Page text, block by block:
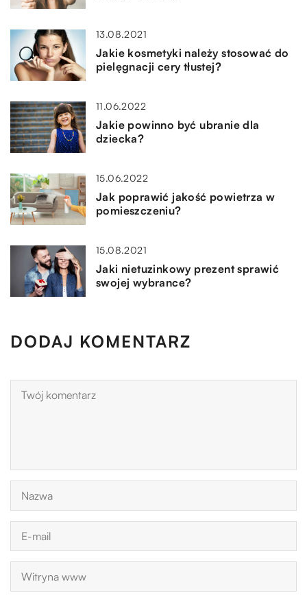
13.08.2021
Jakie kosmetyki należy stosować do
pielęgnacji cery tłustej?
11.06.2022
Jakie powinno być ubranie dla
dziecka?
15.06.2022
Jak poprawić jakość powietrza w
pomieszczeniu?
15.08.2021
Jaki nietuzinkowy prezent sprawić
swojej wybrance?
DODAJ KOMENTARZ